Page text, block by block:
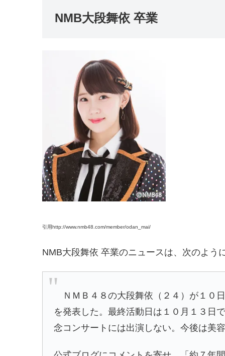
NMB大段舞依 卒業
引用http://www.nmb48.com/member/odan_mai/
NMB大段舞依 卒業のニュースは、次のよう
ＮＭＢ４８の大段舞依（２４）が１０
を発表した。最終活動日は１０月１３日
念コンサートには出演しない。今後は美